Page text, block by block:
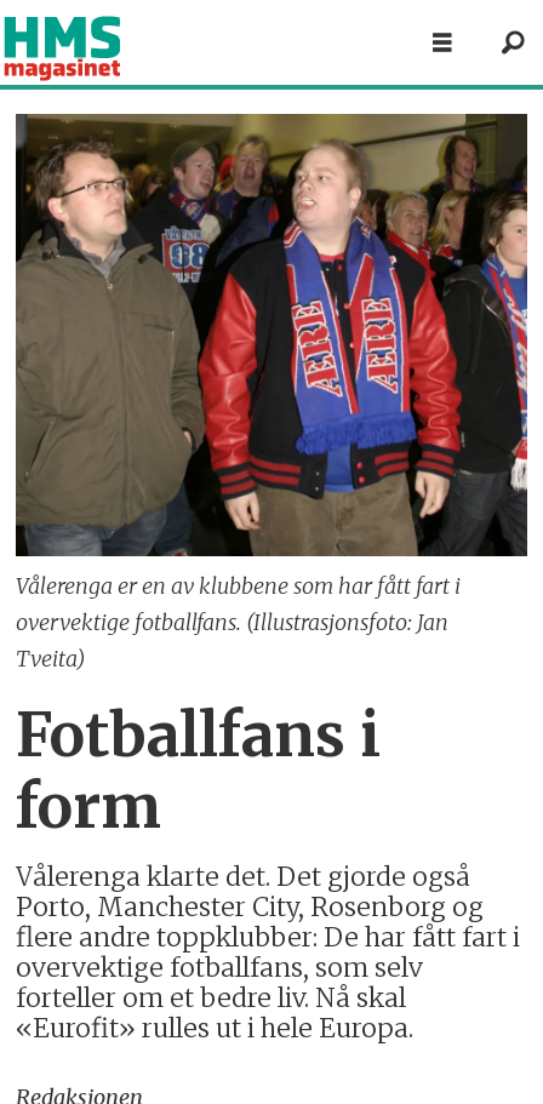
Vålerenga er en av klubbene som har fått fart i
overvektige fotballfans. (Illustrasjonsfoto: Jan
Tveita)
Fotballfans i
form
Vålerenga klarte det. Det gjorde også
Porto, Manchester City, Rosenborg og
flere andre toppklubber: De har fått fart i
overvektige fotballfans, som selv
forteller om et bedre liv. Nå skal
«Eurofit» rulles ut i hele Europa.
Redaksjonen